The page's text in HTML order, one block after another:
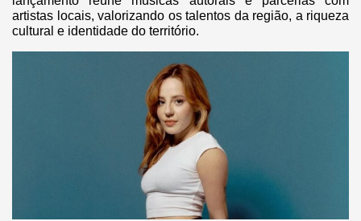
artistas locais, valorizando os talentos da região, a riqueza
cultural e identidade do território.